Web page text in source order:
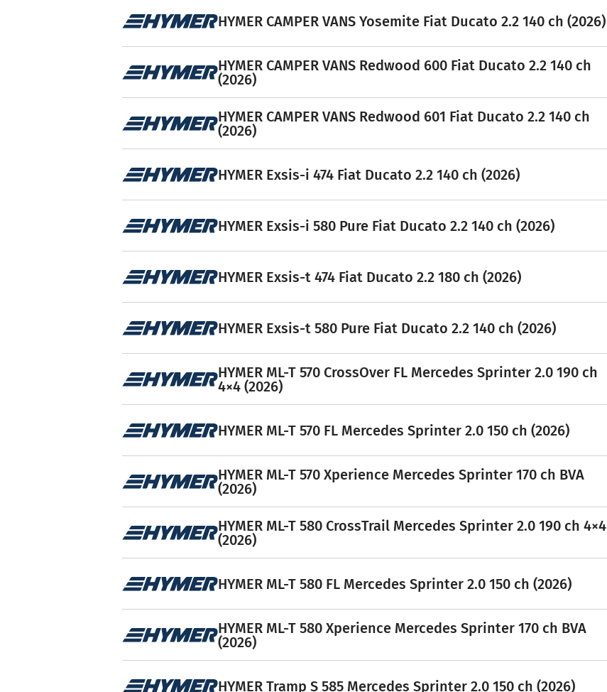
HYMER CAMPER VANS Yosemite Fiat Ducato 2.2 140 ch (2026)
HYMER CAMPER VANS Redwood 600 Fiat Ducato 2.2 140 ch
(2026)
HYMER CAMPER VANS Redwood 601 Fiat Ducato 2.2 140 ch
(2026)
HYMER Exsis-i 474 Fiat Ducato 2.2 140 ch (2026)
HYMER Exsis-i 580 Pure Fiat Ducato 2.2 140 ch (2026)
HYMER Exsis-t 474 Fiat Ducato 2.2 180 ch (2026)
HYMER Exsis-t 580 Pure Fiat Ducato 2.2 140 ch (2026)
HYMER ML-T 570 CrossOver FL Mercedes Sprinter 2.0 190 ch
4×4 (2026)
HYMER ML-T 570 FL Mercedes Sprinter 2.0 150 ch (2026)
HYMER ML-T 570 Xperience Mercedes Sprinter 170 ch BVA
(2026)
HYMER ML-T 580 CrossTrail Mercedes Sprinter 2.0 190 ch 4×4
(2026)
HYMER ML-T 580 FL Mercedes Sprinter 2.0 150 ch (2026)
HYMER ML-T 580 Xperience Mercedes Sprinter 170 ch BVA
(2026)
HYMER Tramp S 585 Mercedes Sprinter 2.0 150 ch (2026)